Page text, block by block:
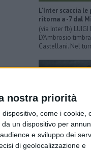
nostra priorità
come i cookie,
un dispositivo per
e sviluppo dei
di geolocalizzazione e
L'Inter scaccia le
ritorna a -7 dal
(via Inter fb) LUIGI
D'Ambrosio
Castellani. Nel